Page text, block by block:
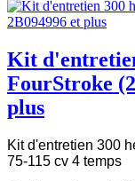
Kit
FourStroke
plus
Kit d'entretien 300
75-115 cv 4 temps